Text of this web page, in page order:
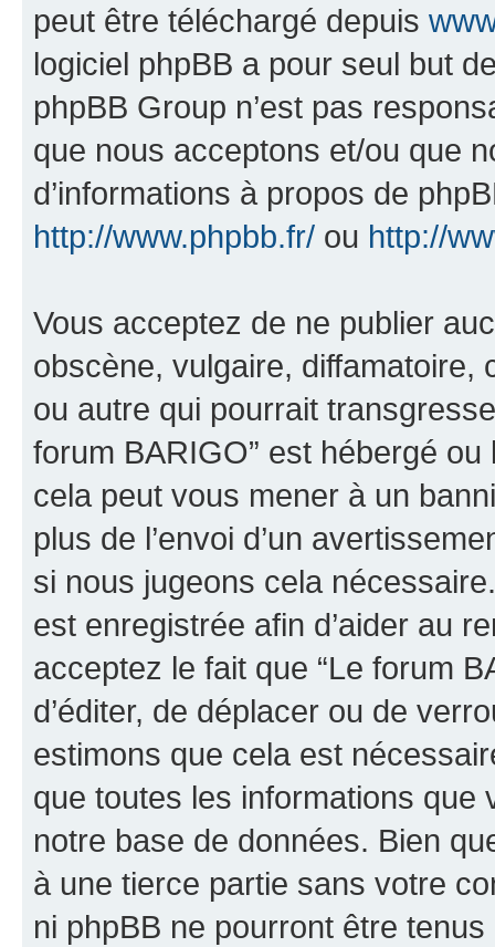
peut être téléchargé depuis
logiciel phpBB a pour seul but
phpBB Group n’est pas
que nous acceptons et/ou que
d’informations à propos de
http://www.phpbb.fr/ ou http://
Vous acceptez de ne publier
obscène, vulgaire, diffamatoire,
ou autre qui pourrait
forum BARIGO” est hébergé
cela peut vous mener à un
plus de l’envoi d’un
si nous jugeons cela
est enregistrée afin d’aider au
acceptez le fait que “Le forum
d’éditer, de déplacer ou de
estimons que cela est
que toutes les informations
notre base de données. Bien
à une tierce partie sans votre
ni phpBB ne pourront être